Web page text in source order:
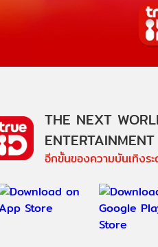
THE NEXT
ENTERTAINMENT
อีกขั้นของความบันเทิงร